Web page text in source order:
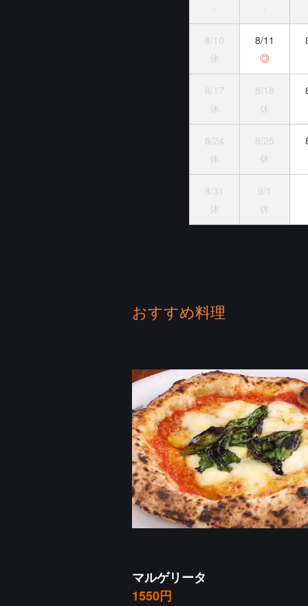
- -
8/10
休
8/11
◎
8/17
休
8/18
休
8/24
休
8/25
休
8/31
休
9/1
休
おすすめ料理
マルゲリータ
1550円